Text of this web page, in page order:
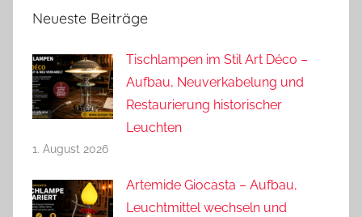
Neueste Beiträge
Tischlampen im Stil Art Déco –
Aufbau, Neuverkabelung und
Restaurierung historischer
Leuchten
1. August 2026
Artemide Giocasta – Aufbau,
Leuchtmittel wechseln und